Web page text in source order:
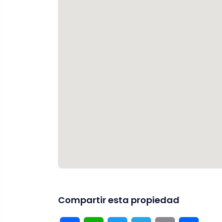
Compartir esta propiedad
FacebookWhatsAppTwitter TelegramEmail